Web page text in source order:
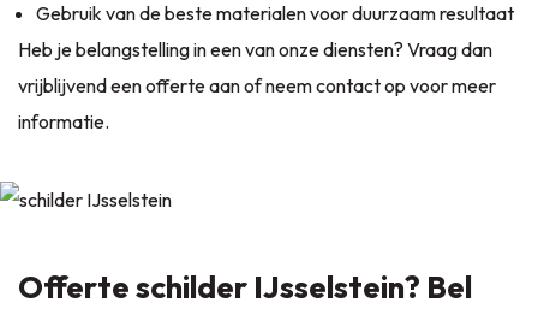
Gebruik van de beste materialen voor duurzaam resultaat
Heb je belangstelling in een van onze diensten? Vraag dan
vrijblijvend een offerte aan of neem contact op voor meer
informatie.
Offerte schilder IJsselstein? Bel